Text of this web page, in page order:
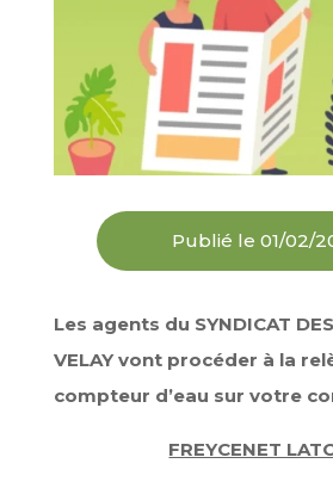
Publié le 01/02/
Les agents du SYNDICAT
VELAY vont procéder à la
compteur d’eau sur votre
FREYCENET